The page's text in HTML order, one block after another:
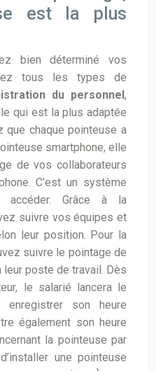
est la plus
bien déterminé vos
tous les types de
du personnel,
qui est la plus adaptée
que chaque pointeuse a
smartphone, elle
de vos collaborateurs
C’est un système
Grâce à la
suivre vos équipes et
leur position. Pour la
suivre le pointage de
poste de travail. Dès
le salarié lancera le
son heure
également son heure
la pointeuse par
une pointeuse